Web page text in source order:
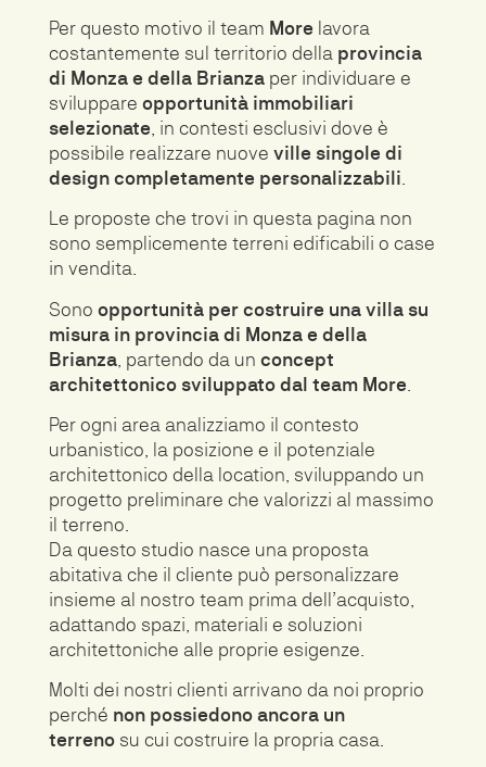
Per questo motivo il team More lavora
costantemente sul territorio della provincia
di Monza e della Brianzaper individuare e
sviluppare opportunità immobiliari
selezionate , in contesti esclusivi dove è
possibile realizzare nuove ville singole di
design completamente personalizzabili
Le proposte che trovi in questa pagina non
sono semplicemente terreni edificabili o case
in vendita.
Sono opportunità per costruire una villa su
misura in provincia di Monza e della
Brianza, partendo da un concept
architettonico sviluppato dal team More
Per ogni area analizziamo il contesto
urbanistico, la posizione e il potenziale
architettonico della location, sviluppando un
progetto preliminare che valorizzi al massimo
il terreno.
Da questo studio nasce una proposta
abitativa che il cliente può personalizzare
insieme al nostro team prima dell’acquisto,
adattando spazi, materiali e soluzioni
architettoniche alle proprie esigenze.
Molti dei nostri clienti arrivano da noi proprio
perché non possiedono ancora un
terrenosu cui costruire la propria casa.